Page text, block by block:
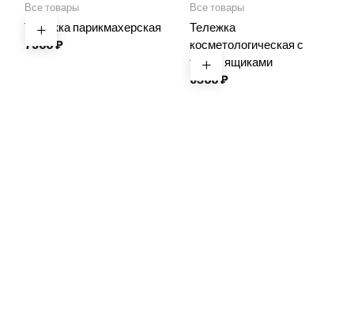
Все товары
Тележка парикмахерская
7900₽
Все товары
Тележка
косметологическая с
тремя ящиками
6500₽